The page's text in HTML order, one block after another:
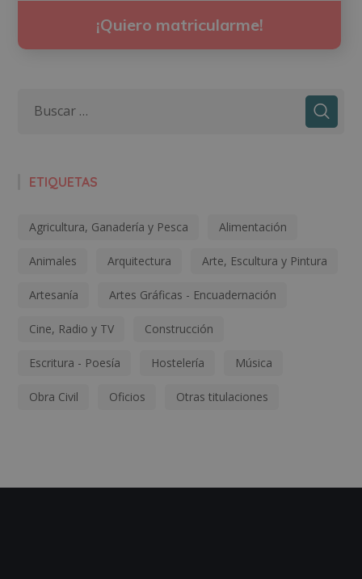
¡Quiero matricularme!
ETIQUETAS
Agricultura, Ganadería y Pesca Alimentación
Animales Arquitectura Arte, Escultura y Pintura
Artesanía Artes Gráficas - Encuadernación
Cine, Radio y TV Construcción
Escritura - Poesía Hostelería Música
Obra Civil Oficios Otras titulaciones